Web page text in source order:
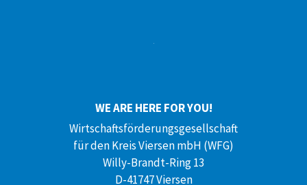
WE ARE HERE FOR YOU!
Wirtschaftsförderungsgesellschaft
für den Kreis Viersen mbH (WFG)
Willy-Brandt-Ring 13
D-41747 Viersen